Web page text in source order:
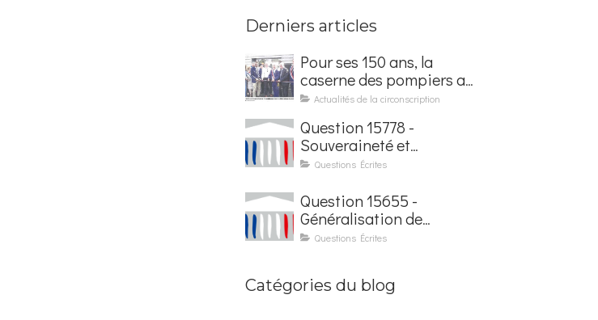
Derniers articles
Pour ses 150 ans, la
caserne des pompiers a
été rénovée et baptisée
Courseaux
Actualités de la circonscription
Question 15778 -
Souveraineté et
sécurisation de la
Questions Écrites
Question 15655 -
Généralisation de
l'application France
Questions Écrites
Catégories du blog